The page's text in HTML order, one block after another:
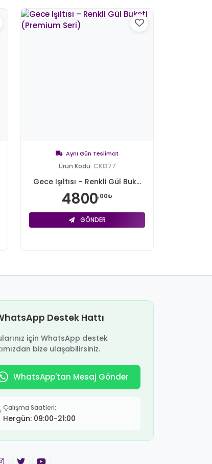
Aynı Gün Teslimat
Ürün Kodu: CK1377
Gece Işıltısı – Renkli Gül Buk...
4800,00₺
GÖNDER
Destek Hattı
için WhatsApp destek
bize ulaşabilirsiniz.
WhatsApp'tan Mesaj Gönder
Çalışma Saatleri:
Hergün: 09:00-21:00